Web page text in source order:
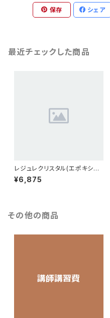
保存 シェア
最近チェックした商品
レジュレクリスタル(エポキシレ
ジン320g)
¥6,875
その他の商品